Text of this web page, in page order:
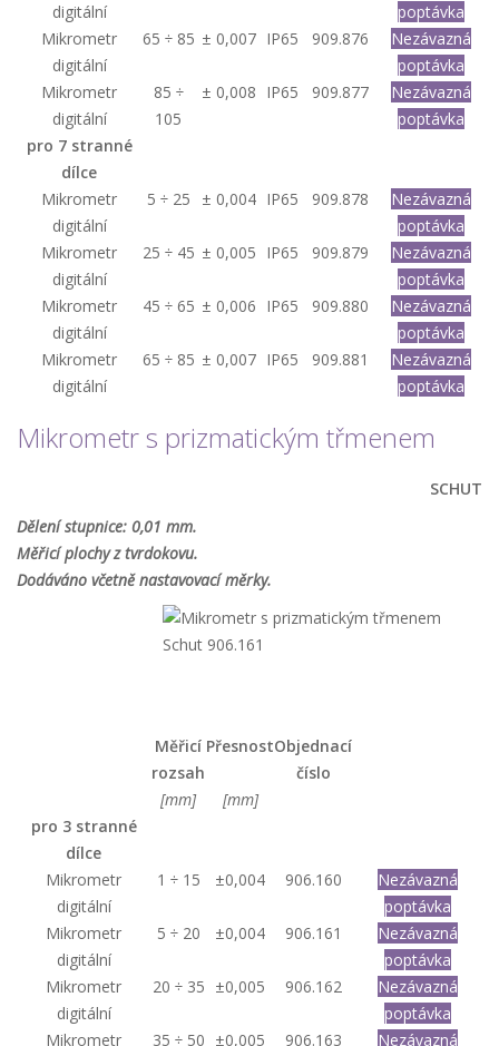
digitální
poptávka
Mikrometr
digitální
65 ÷ 85 ± 0,007 IP65 909.876
Nezávazná
poptávka
Mikrometr
digitální
85 ÷
105
± 0,008 IP65 909.877
Nezávazná
poptávka
pro 7 stranné
dílce
Mikrometr
digitální
5 ÷ 25 ± 0,004 IP65 909.878
Nezávazná
poptávka
Mikrometr
digitální
25 ÷ 45 ± 0,005 IP65 909.879
Nezávazná
poptávka
Mikrometr
digitální
45 ÷ 65 ± 0,006 IP65 909.880
Nezávazná
poptávka
Mikrometr
digitální
65 ÷ 85 ± 0,007 IP65 909.881
Nezávazná
poptávka
Mikrometr s prizmatickým třmenem
SCHUT
Dělení stupnice: 0,01 mm.
Měřicí plochy z tvrdokovu.
Dodáváno včetně nastavovací měrky.
Měřicí
rozsah
PřesnostObjednací
číslo
[mm]
[mm]
pro 3 stranné
dílce
Mikrometr
digitální
1 ÷ 15 ±0,004 906.160
Nezávazná
poptávka
Mikrometr
digitální
5 ÷ 20 ±0,004 906.161
Nezávazná
poptávka
Mikrometr
digitální
20 ÷ 35 ±0,005 906.162
Nezávazná
poptávka
Mikrometr
35 ÷ 50 ±0,005 906.163
Nezávazná